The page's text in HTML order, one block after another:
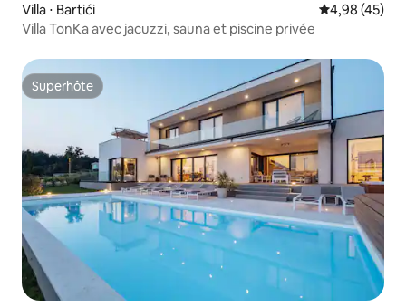
Villa ⋅ Bartići Évaluation
4,98 (45)
Villa TonKa avec jacuzzi, sauna et piscine privée
Superhôte
Superhôte